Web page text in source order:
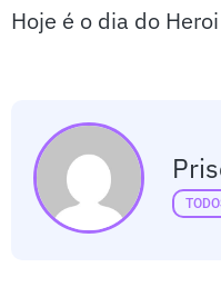
Hoje é o dia do